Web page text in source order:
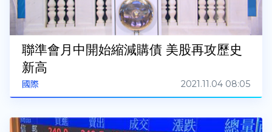
國際
聯準會月中開始縮減購債 美股再攻歷史
新高
2021.11.04 08:05